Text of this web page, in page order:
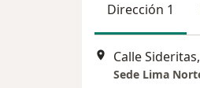
Dirección 1
Sede Lima